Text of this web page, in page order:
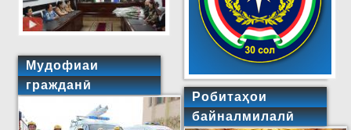
Мудофиаи
гражданӣ
Робитаҳои
байналмилалӣ